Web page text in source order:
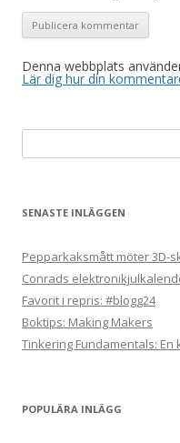
Denna webbplats
Lär dig hur din
efter:
SENASTE INLÄGGEN
Pepparkaksmått möter 3D-
Conrads
Favorit i repris: #blogg24
Boktips: Making Makers
Tinkering Fundamentals:
POPULÄRA INLÄGG